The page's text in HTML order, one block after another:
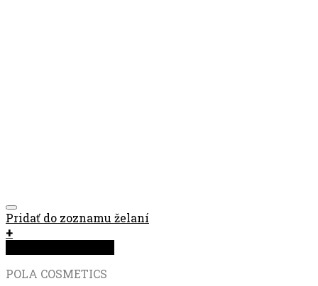
Pridať do zoznamu želaní
+
POLA COSMETICS